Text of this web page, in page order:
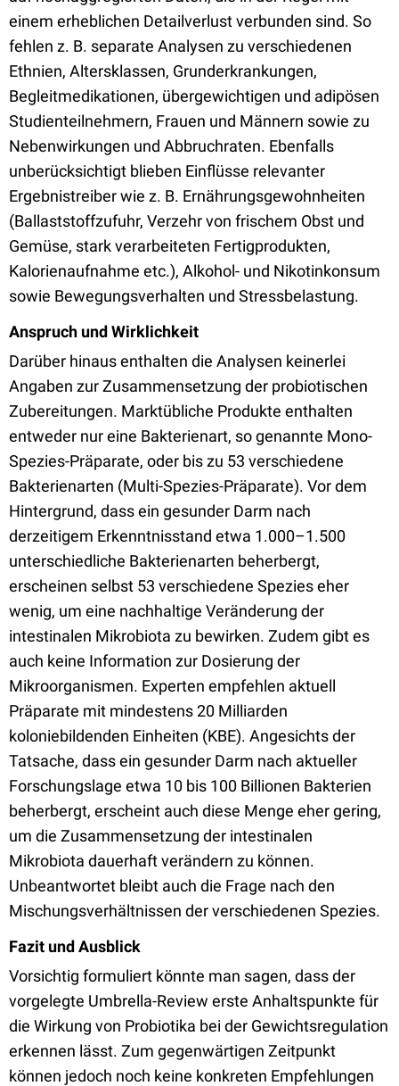
einem erheblichen Detailverlust verbunden sind. So
fehlen z. B. separate Analysen zu verschiedenen
Ethnien, Altersklassen, Grunderkrankungen,
Begleitmedikationen, übergewichtigen und adipösen
Studienteilnehmern, Frauen und Männern sowie zu
Nebenwirkungen und Abbruchraten. Ebenfalls
unberücksichtigt blieben Einflüsse relevanter
Ergebnistreiber wie z. B. Ernährungsgewohnheiten
(Ballaststoffzufuhr, Verzehr von frischem Obst und
Gemüse, stark verarbeiteten Fertigprodukten,
Kalorienaufnahme etc.), Alkohol- und Nikotinkonsum
sowie Bewegungsverhalten und Stressbelastung.
Anspruch und Wirklichkeit
Darüber hinaus enthalten die Analysen keinerlei
Angaben zur Zusammensetzung der probiotischen
Zubereitungen. Marktübliche Produkte enthalten
entweder nur eine Bakterienart, so genannte Mono-
Spezies-Präparate, oder bis zu 53 verschiedene
Bakterienarten (Multi-Spezies-Präparate). Vor dem
Hintergrund, dass ein gesunder Darm nach
derzeitigem Erkenntnisstand etwa 1.000–1.500
unterschiedliche Bakterienarten beherbergt,
erscheinen selbst 53 verschiedene Spezies eher
wenig, um eine nachhaltige Veränderung der
intestinalen Mikrobiota zu bewirken. Zudem gibt es
auch keine Information zur Dosierung der
Mikroorganismen. Experten empfehlen aktuell
Präparate mit mindestens 20 Milliarden
koloniebildenden Einheiten (KBE). Angesichts der
Tatsache, dass ein gesunder Darm nach aktueller
Forschungslage etwa 10 bis 100 Billionen Bakterien
beherbergt, erscheint auch diese Menge eher gering,
um die Zusammensetzung der intestinalen
Mikrobiota dauerhaft verändern zu können.
Unbeantwortet bleibt auch die Frage nach den
Mischungsverhältnissen der verschiedenen Spezies.
Fazit und Ausblick
Vorsichtig formuliert könnte man sagen, dass der
vorgelegte Umbrella-Review erste Anhaltspunkte für
die Wirkung von Probiotika bei der Gewichtsregulation
erkennen lässt. Zum gegenwärtigen Zeitpunkt
können jedoch noch keine konkreten Empfehlungen